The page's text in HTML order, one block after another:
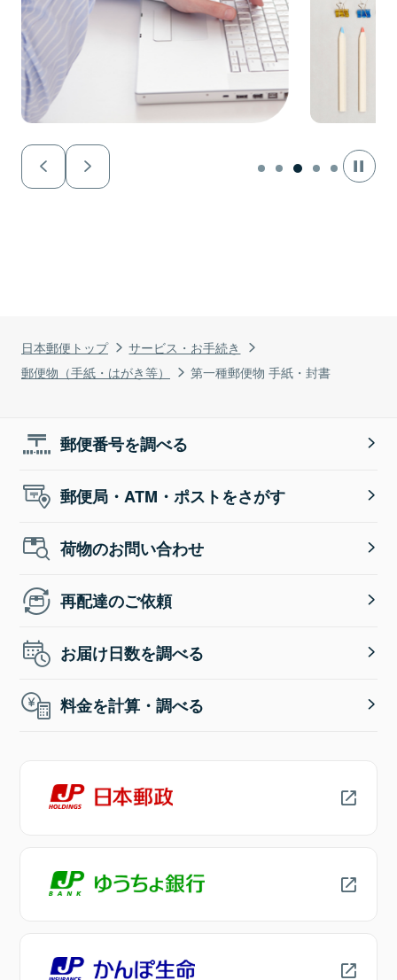
日本郵便トップ
サービス・お手続き
郵便物（手紙・はがき等）
第一種郵便物 手紙・封書
郵便番号を調べる
郵便局・ATM・ポストをさがす
荷物のお問い合わせ
再配達のご依頼
お届け日数を調べる
料金を計算・調べる